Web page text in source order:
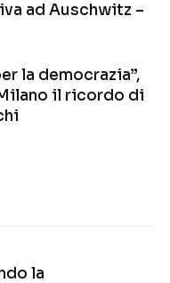
ad Auschwitz –
la democrazia”,
il ricordo di
la